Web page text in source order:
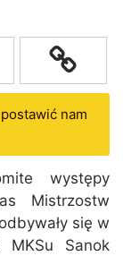
nam
występy
Mistrzostw
się w
MKSu Sanok